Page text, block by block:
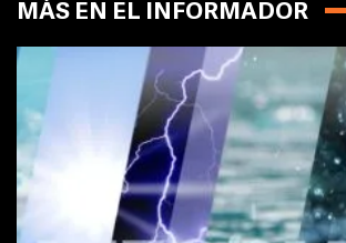
MÁS EN EL INFORMADOR